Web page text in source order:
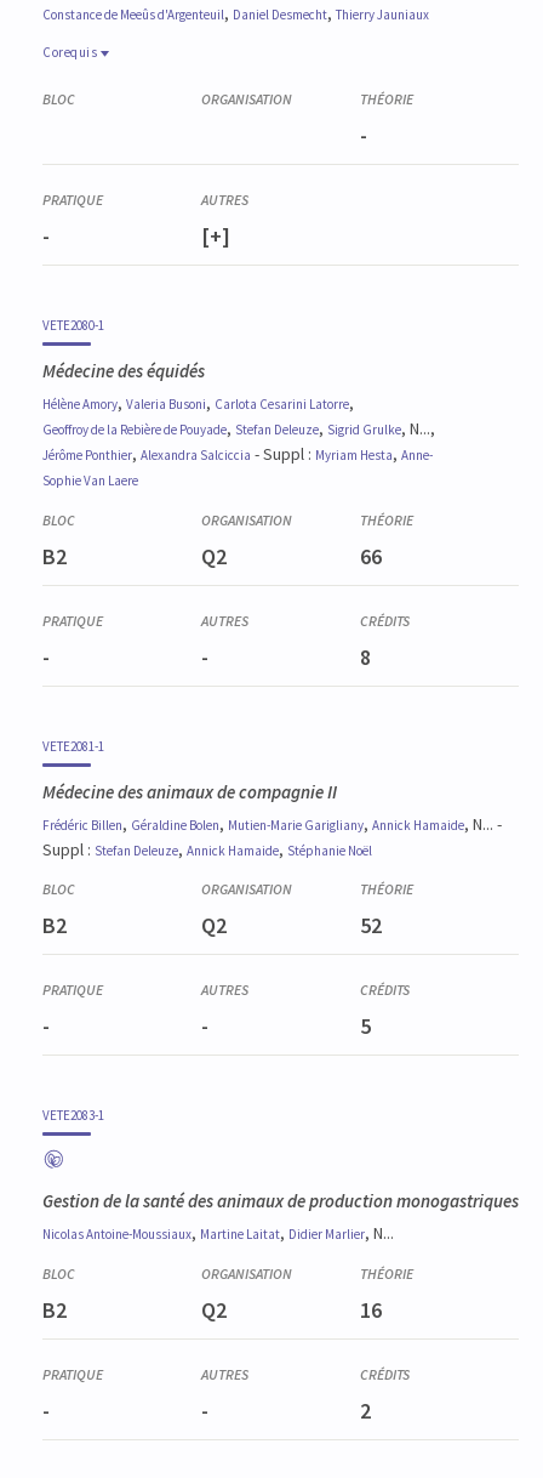
Constancede Meeûs d'Argenteuil, Daniel Desmecht, ThierryJauniaux
Corequis
Corequis
Pathologie générale des animaux domestiques
VETE3004-1
Module de prise de décision pharmacothérapeutique
Paracliniques en sciences des denrées alimentaires, 2 sem.
VETE2087-1
VETE2088-1
Raisonnement par cas, 4 sem.
-
- [+]
VETE2080-1
Médecine des équidés
HélèneAmory, Valeria Busoni, Carlota Cesarini Latorre,
Geoffroyde la Rebière de Pouyade, Stefan Deleuze, Sigrid Grulke, N...,
Jérôme Ponthier, Alexandra Salciccia - Suppl : Myriam Hesta, Anne-
SophieVan Laere
B2 Q2 66
- - 8
VETE2081-1
Médecine des animaux de compagnie II
Frédéric Billen, Géraldine Bolen, Mutien-Marie Garigliany, Annick Hamaide, N... -
Suppl : Stefan Deleuze, Annick Hamaide, Stéphanie Noël
B2 Q2 52
- - 5
VETE2083-1
Gestion de la santé des animaux de production monogastriques
NicolasAntoine-Moussiaux, Martine Laitat, Didier Marlier, N...
B2 Q2 16
- - 2